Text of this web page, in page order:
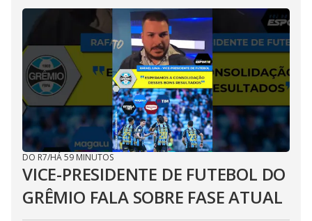
DO R7/HÁ 59 MINUTOS
VICE-PRESIDENTE DE FUTEBOL DO
GRÊMIO FALA SOBRE FASE ATUAL